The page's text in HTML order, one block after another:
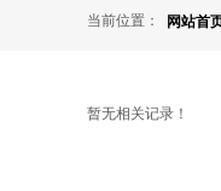
网站首
当前位置：
暂无相关记录！